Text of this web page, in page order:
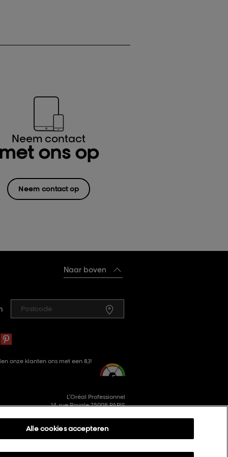
Neem contact
ons op
Neem contact op
onze klanten ons met een 8,1!
L’Oréal Professionnel
14, rue Royale 75008 PARIS
Naar boven
Alle cookies accepteren